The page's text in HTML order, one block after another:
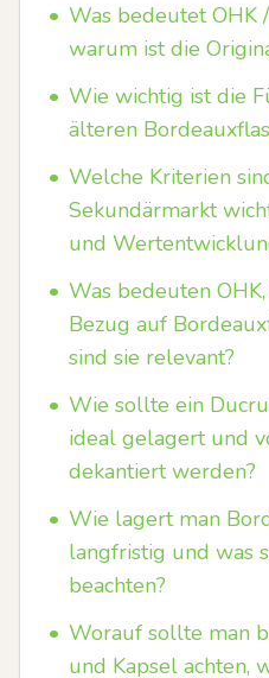
• Was bedeutet OHK
warum ist die
• Wie wichtig ist die
älteren
• Welche Kriterien
Sekundärmarkt
und
• Was bedeuten
Bezug auf
sind sie relevant?
• Wie sollte ein
ideal gelagert und
dekantiert werden?
• Wie lagert man
langfristig und was
beachten?
• Worauf sollte man
und Kapsel achten,